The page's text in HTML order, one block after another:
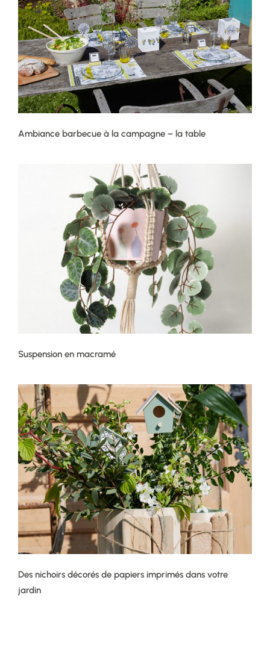
Ambiance barbecue à la campagne – la table
Suspension en macramé
Des nichoirs décorés de papiers imprimés dans votre
jardin